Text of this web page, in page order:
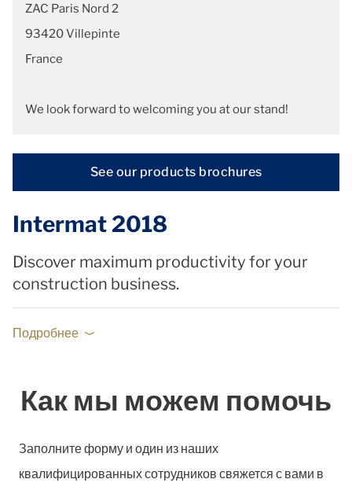
ZAC Paris Nord 2
93420 Villepinte
France
We look forward to welcoming you at our stand!
See our products brochures
Intermat 2018
Discover maximum productivity for your
construction business.
Подробнее
Как мы можем помочь
Заполните форму и один из наших
квалифицированных сотрудников свяжется с вами в